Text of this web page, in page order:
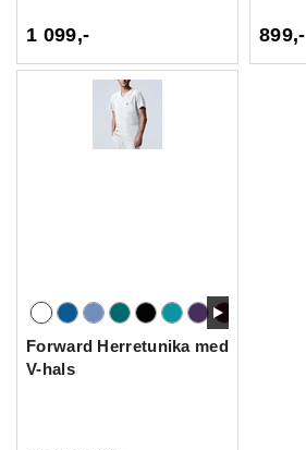
1 099,- 899,-
Forward Herretunika med
V-hals